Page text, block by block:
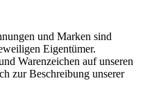
und Marken sind
Eigentümer.
Warenzeichen auf unseren
zur Beschreibung unserer